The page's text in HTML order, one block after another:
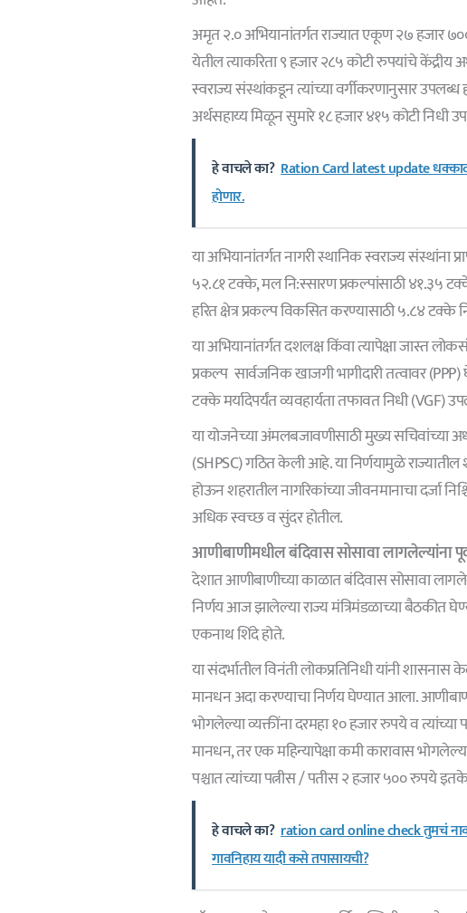
अमृत २.० अभियानांतर्गत राज्यात एकूण २७ हजार
येतील त्याकरिता ९ हजार २८५ कोटी रुपयांचे केंद्रीय
स्वराज्य संस्थांकडून त्यांच्या वर्गीकरणानुसार उपलब्ध
अर्थसहाय्य मिळून सुमारे १८ हजार ४१५ कोटी निधी
हे वाचले का? Ration Card latest update
होणार.
या अभियानांतर्गत नागरी स्थानिक स्वराज्य संस्थांना
५२.८१ टक्के, मल नि:स्सारण प्रकल्पांसाठी ४१.३५
हरित क्षेत्र प्रकल्प विकसित करण्यासाठी ५.८४
या अभियानांतर्गत दशलक्ष किंवा त्यापेक्षा जास्त
प्रकल्प सार्वजनिक खाजगी भागीदारी तत्वावर
टक्के मर्यादेपर्यंत व्यवहार्यता तफावत निधी (VGF)
या योजनेच्या अंमलबजावणीसाठी मुख्य सचिवांच्या
(SHPSC) गठित केली आहे. या निर्णयामुळे राज्यातील
होऊन शहरातील नागरिकांच्या जीवनमानाचा दर्जा
अधिक स्वच्छ व सुंदर होतील.
आणीबाणीमधील बंदिवास सोसावा लागलेल्यांना
देशात आणीबाणीच्या काळात बंदिवास सोसावा
निर्णय आज झालेल्या राज्य मंत्रिमंडळाच्या बैठकीत
एकनाथ शिंदे होते.
या संदर्भातील विनंती लोकप्रतिनिधी यांनी
मानधन अदा करण्याचा निर्णय घेण्यात आला.
भोगलेल्या व्यक्तींना दरमहा १० हजार रुपये व त्यांच्या
मानधन, तर एक महिन्यापेक्षा कमी कारावास
पश्चात त्यांच्या पत्नीस / पतीस २ हजार ५०० रुपये
हे वाचले का? ration card online check तुमचं
गावनिहाय यादी कसे तपासायची?